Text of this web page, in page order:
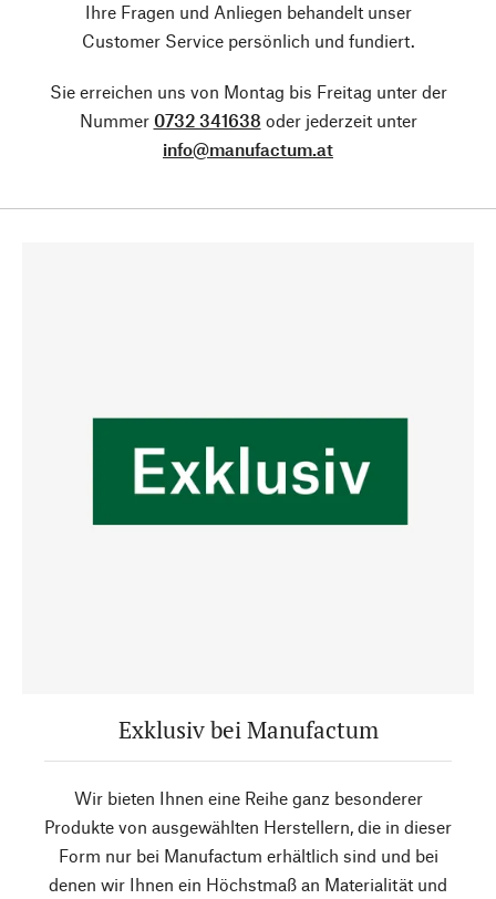
Ihre Fragen und Anliegen behandelt unser
Customer Service persönlich und fundiert.
Sie erreichen uns von Montag bis Freitag unter der
Nummer 0732 341638 oder jederzeit unter
info@manufactum.at
Exklusiv bei Manufactum
Wir bieten Ihnen eine Reihe ganz besonderer
Produkte von ausgewählten Herstellern, die in dieser
Form nur bei Manufactum erhältlich sind und bei
denen wir Ihnen ein Höchstmaß an Materialität und